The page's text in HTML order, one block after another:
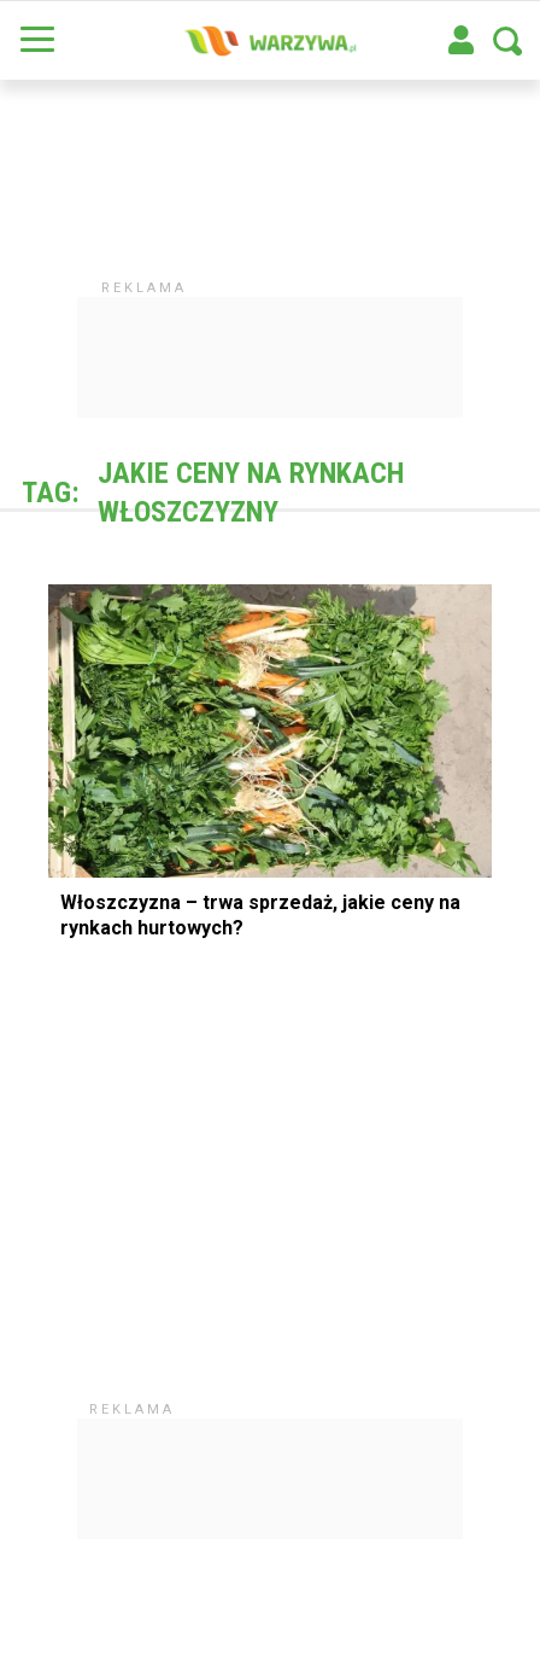
TAG:
JAKIE CENY NA RYNKACH
WŁOSZCZYZNY
Włoszczyzna – trwa sprzedaż, jakie ceny na
rynkach hurtowych?